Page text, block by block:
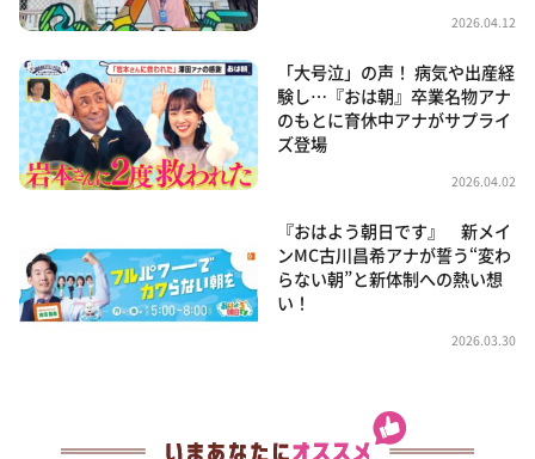
2026.04.12
「大号泣」の声！ 病気や出産経
験し…『おは朝』卒業名物アナ
のもとに育休中アナがサプライ
ズ登場
2026.04.02
『おはよう朝日です』 新メイ
ンMC古川昌希アナが誓う“変わ
らない朝”と新体制への熱い想
い！
2026.03.30